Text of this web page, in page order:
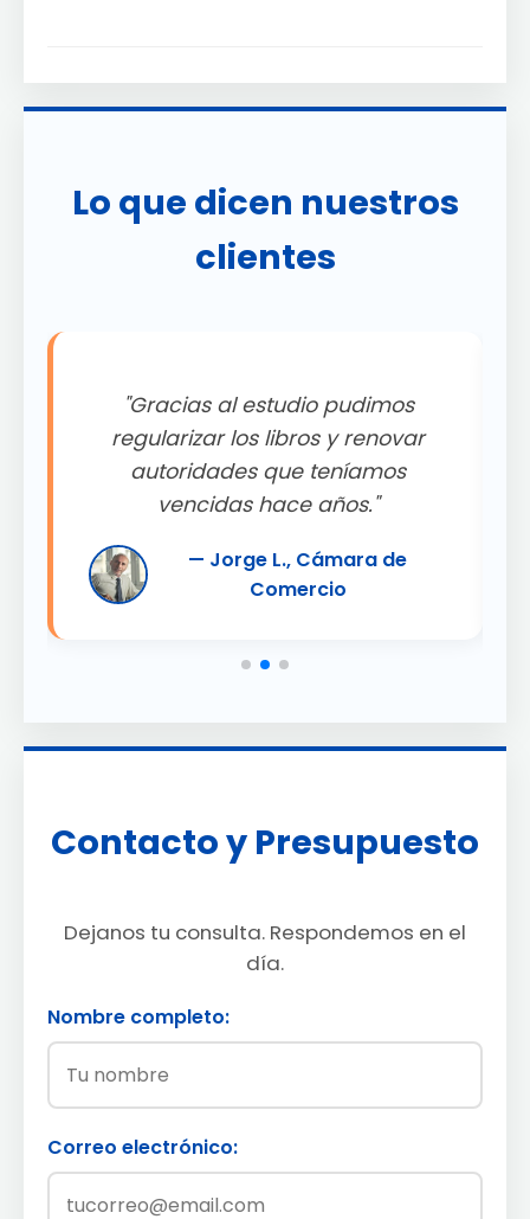
Lo que dicen nuestros
clientes
"Gracias al estudio pudimos
regularizar los libros y renovar
autoridades que teníamos
vencidas hace años."
— Jorge L., Cámara de
Comercio
Contacto y Presupuesto
Dejanos tu consulta. Respondemos en el
día.
Nombre completo:
Correo electrónico: